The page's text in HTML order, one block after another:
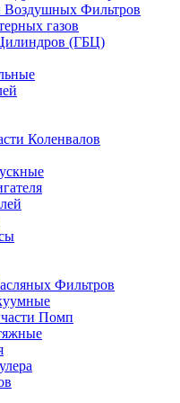
Воздушных Фильтров
газов
(ГБЦ)
Коленвалов
Фильтров
Помп